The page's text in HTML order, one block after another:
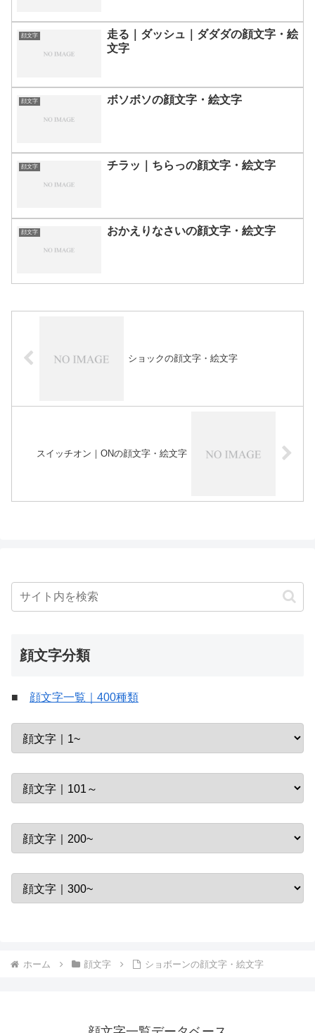
顔文字
走る｜ダッシュ｜ダダダの顔文字・絵
文字
顔文字 ボソボソの顔文字・絵文字
顔文字 チラッ｜ちらっの顔文字・絵文字
顔文字 おかえりなさいの顔文字・絵文字
ショックの顔文字・絵文字
スイッチオン｜ONの顔文字・絵文字
顔文字分類
■ 顔文字一覧｜400種類
ホーム 顔文字 ショボーンの顔文字・絵文字